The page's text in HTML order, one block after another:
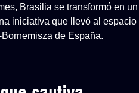
Brasilia se transformó en
iniciativa que llevó al
de España.